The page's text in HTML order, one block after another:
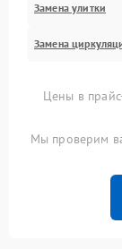
Замена улитки
Замена
Цены в
Мы проверим